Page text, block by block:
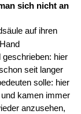
sich nicht an
auf ihren
hier
seit langer
solle: hier
kamen immer
anzusehen,